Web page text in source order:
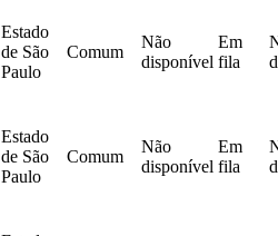
Estado
de São
Paulo
Comum
Não
disponível
Em
fila
Estado
de São
Paulo
Comum
Não
disponível
Em
fila